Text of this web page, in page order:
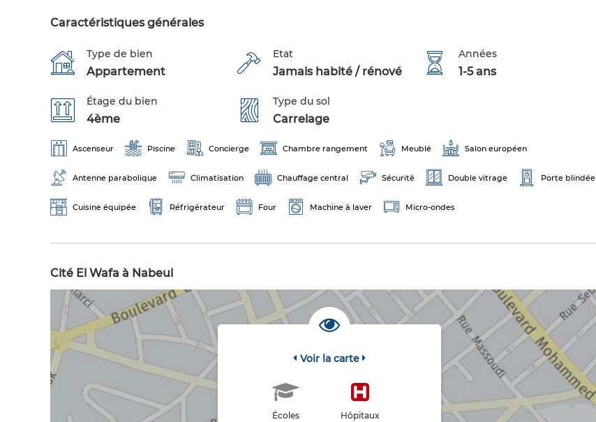
Caractéristiques générales
Type de bien
Appartement
Etat
Jamais habité / rénové
Années
1-5 ans
Étage du bien
4ème
Type du sol
Carrelage
Ascenseur Piscine Concierge Chambre rangement Meublé Salon européen
Antenne parabolique Climatisation Chauffage central Sécurité Double vitrage Porte blindée
Cuisine équipée Réfrigérateur Four Machine à laver Micro-ondes
Cité El Wafa à Nabeul
Voir la carte
Écoles Hôpitaux